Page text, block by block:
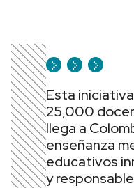
Esta
25,000
llega a
enseñanza
educativos
y